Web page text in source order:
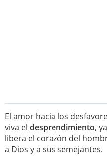
El amor hacia los
viva el desprendimiento,
libera el corazón del
a Dios y a sus semejantes.